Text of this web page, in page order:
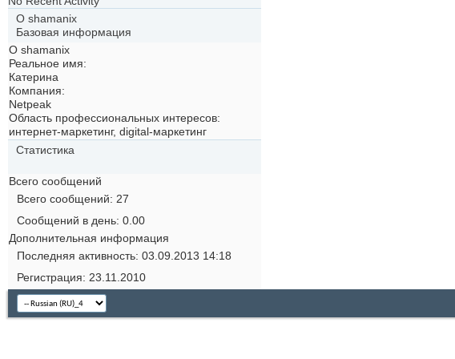
О shamanix
Базовая информация
О shamanix
Реальное имя:
Катерина
Компания:
Netpeak
Область профессиональных интересов:
интернет-маркетинг, digital-маркетинг
Статистика
Всего сообщений
Всего сообщений
27
Сообщений в день 0.00
Дополнительная информация
Последняя активность 03.09.2013 14:18
Регистрация
23.11.2010